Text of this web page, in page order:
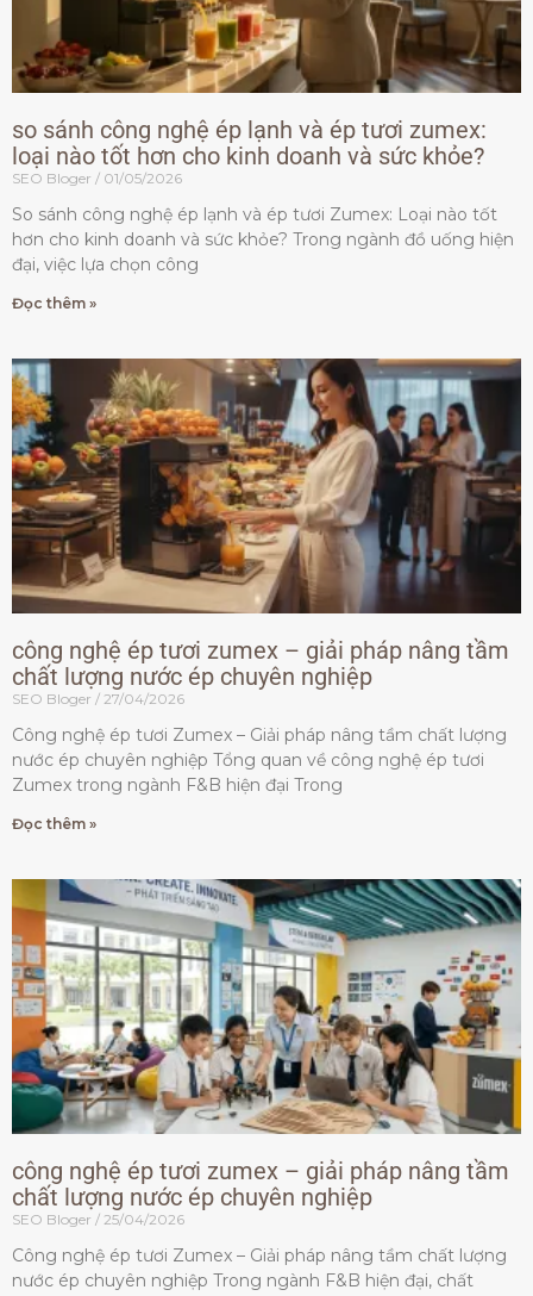
so sánh công nghệ ép lạnh và ép tươi zumex:
loại nào tốt hơn cho kinh doanh và sức khỏe?
SEO Bloger 01/05/2026
So sánh công nghệ ép lạnh và ép tươi Zumex: Loại nào tốt
hơn cho kinh doanh và sức khỏe? Trong ngành đồ uống hiện
đại, việc lựa chọn công
Đọc thêm »
công nghệ ép tươi zumex – giải pháp nâng tầm
chất lượng nước ép chuyên nghiệp
SEO Bloger 27/04/2026
Công nghệ ép tươi Zumex – Giải pháp nâng tầm chất lượng
nước ép chuyên nghiệp Tổng quan về công nghệ ép tươi
Zumex trong ngành F&B hiện đại Trong
Đọc thêm »
công nghệ ép tươi zumex – giải pháp nâng tầm
chất lượng nước ép chuyên nghiệp
SEO Bloger 25/04/2026
Công nghệ ép tươi Zumex – Giải pháp nâng tầm chất lượng
nước ép chuyên nghiệp Trong ngành F&B hiện đại, chất